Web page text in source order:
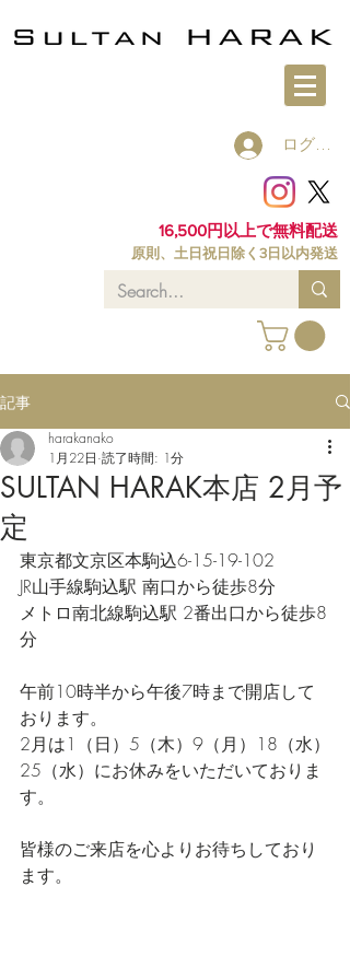
ログイン
16,500円以上で無料配送
原則、土日祝日除く3日以内発送
記事
SULTAN HARAK本店 2月予
定
harakanako
1月22日 読了時間: 1分
東京都文京区本駒込6-15-19-102
JR山手線駒込駅 南口から徒歩8分
メトロ南北線駒込駅 2番出口から徒歩8
分
午前10時半から午後7時まで開店して
おります。
2月は1（日）5（木）9（月）18（水）
25（水）にお休みをいただいておりま
す。
皆様のご来店を心よりお待ちしており
ます。